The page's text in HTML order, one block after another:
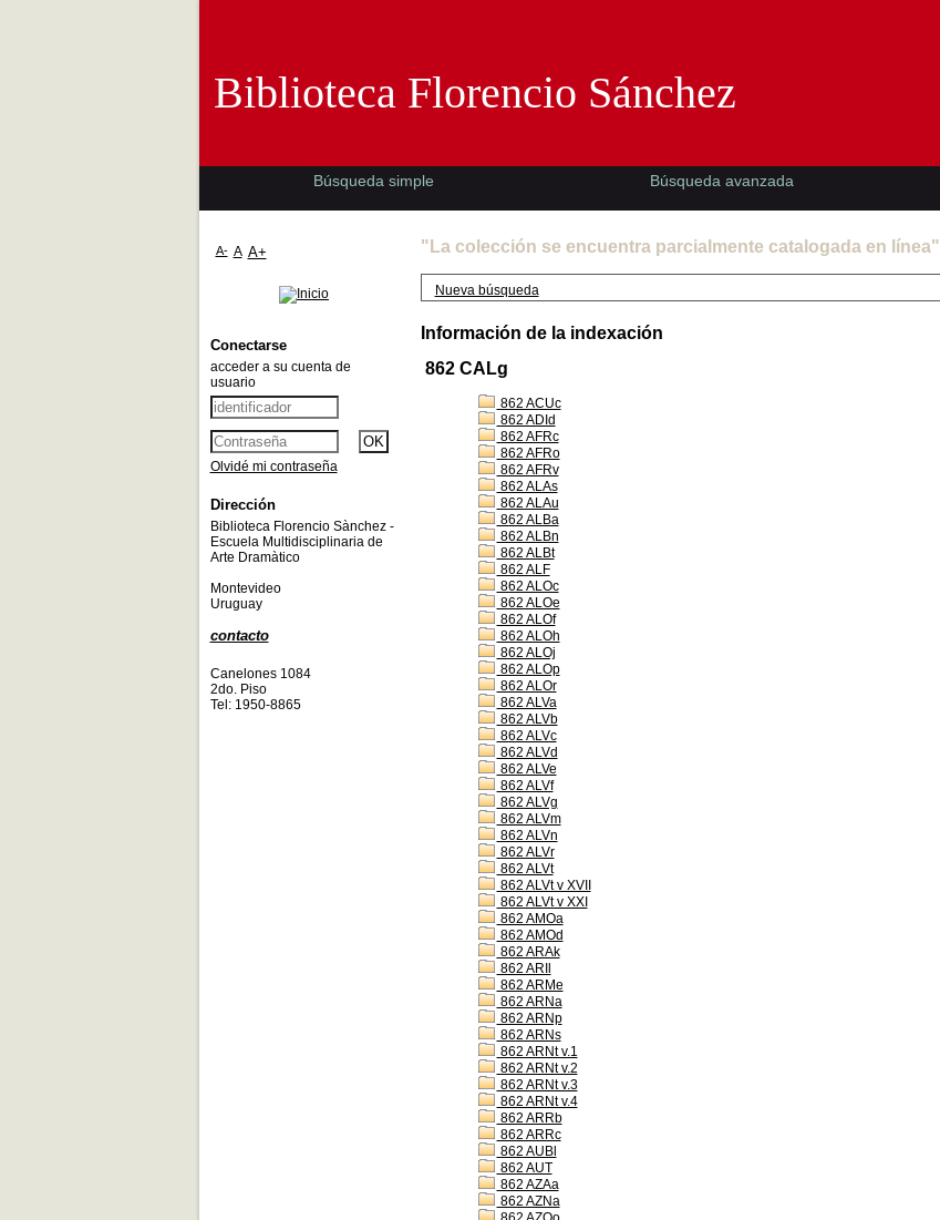
"La colección se encuentra parcialmente catalogada en línea"
Nueva búsqueda
Información de la indexación
862 CALg
862 ACUc
862 ADId
862 AFRc
862 AFRo
862 AFRv
862 ALAs
862 ALAu
862 ALBa
862 ALBn
862 ALBt
862 ALF
862 ALOc
862 ALOe
862 ALOf
862 ALOh
862 ALOj
862 ALOp
862 ALOr
862 ALVa
862 ALVb
862 ALVc
862 ALVd
862 ALVe
862 ALVf
862 ALVg
862 ALVm
862 ALVn
862 ALVr
862 ALVt
862 ALVt v XVII
862 ALVt v XXI
862 AMOa
862 AMOd
862 ARAk
862 ARIl
862 ARMe
862 ARNa
862 ARNp
862 ARNs
862 ARNt v.1
862 ARNt v.2
862 ARNt v.3
862 ARNt v.4
862 ARRb
862 ARRc
862 AUBl
862 AUT
862 AZAa
862 AZNa
Biblioteca Florencio Sánchez
Búsqueda simple Búsqueda avanzada
A- A A+
Conectarse
acceder a su cuenta de
usuario
Olvidé mi contraseña
Dirección
Biblioteca Florencio Sànchez -
Escuela Multidisciplinaria de
Arte Dramàtico
Montevideo
Uruguay
contacto
Canelones 1084
2do. Piso
Tel: 1950-8865